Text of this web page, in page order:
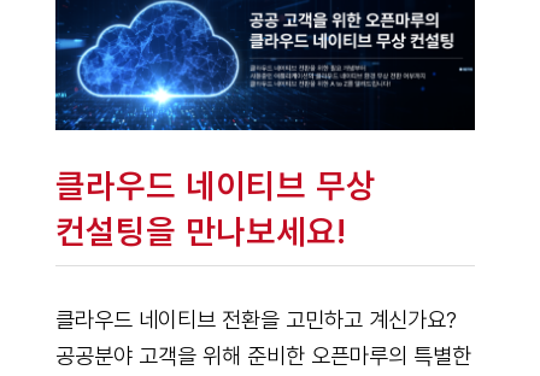
클라우드 네이티브 무상
컨설팅을 만나보세요!
클라우드 네이티브 전환을 고민하고 계신가요?
공공분야 고객을 위해 준비한 오픈마루의 특별한